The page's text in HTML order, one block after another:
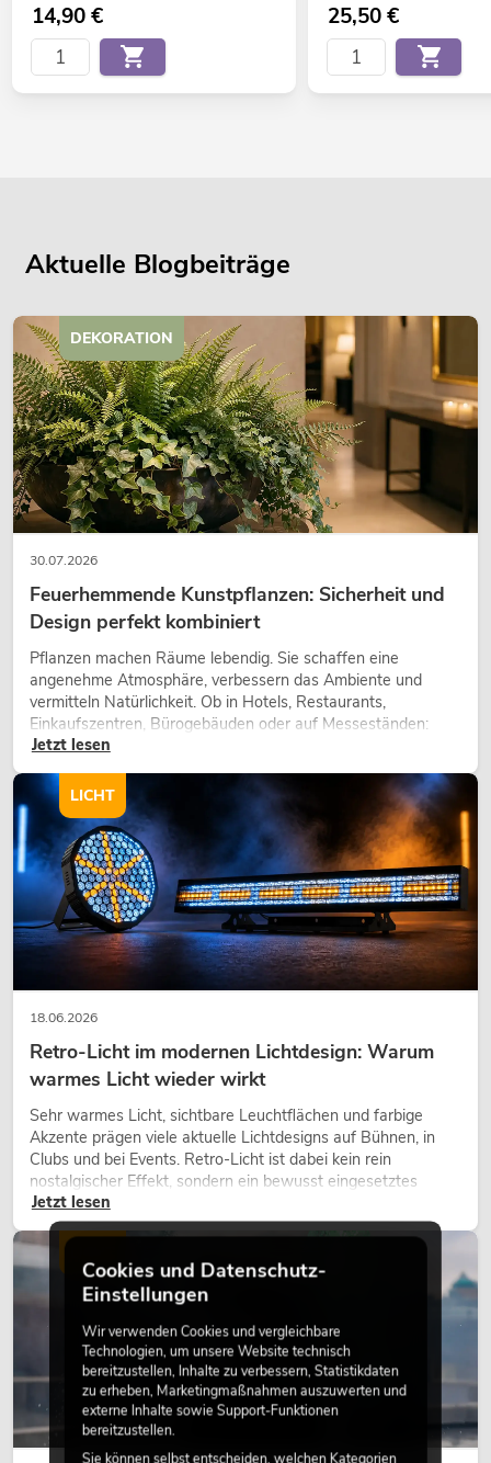
14,90€ 25,50€
Aktuelle Blogbeiträge
30.07.2026
Feuerhemmende Kunstpflanzen: Sicherheit und
Design perfekt kombiniert
Pflanzen machen Räume lebendig. Sie schaffen eine
angenehme Atmosphäre, verbessern das Ambiente und
vermitteln Natürlichkeit. Ob in Hotels, Restaurants,
Einkaufszentren, Bürogebäuden oder auf Messeständen:
eine hochwertige Begrünung gehört heute längst zum
Jetzt lesen
DEKORATION
18.06.2026
Retro-Licht im modernen Lichtdesign: Warum
warmes Licht wieder wirkt
Sehr warmes Licht, sichtbare Leuchtflächen und farbige
Akzente prägen viele aktuelle Lichtdesigns auf Bühnen, in
Clubs und bei Events. Retro-Licht ist dabei kein rein
nostalgischer Effekt, sondern ein bewusst eingesetztes
Gestaltungsmittel: Es schafft Atmosphäre, gibt Szenen
Charakter und kann technische LED-Setups emotionaler
wirken lassen.
Jetzt lesen
LICHT
Cookies und Datenschutz-
Einstellungen
Wir verwenden Cookies und vergleichbare
Technologien, um unsere Website technisch
bereitzustellen, Inhalte zu verbessern, Statistikdaten
zu erheben, Marketingmaßnahmen auszuwerten und
externe Inhalte sowie Support-Funktionen
bereitzustellen.
Sie können selbst entscheiden, welchen Kategorien